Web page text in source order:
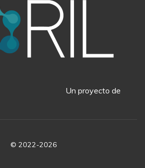
Un proyecto de
© 2022-2026